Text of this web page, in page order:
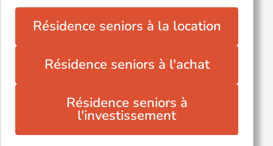
Résidence seniors à la location
Résidence seniors à l'achat
Résidence seniors à
l'investissement